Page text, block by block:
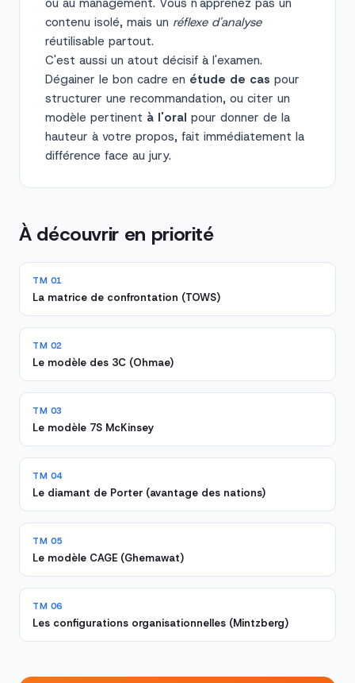
ou au management. Vous n'apprenez pas un
contenu isolé, mais un réflexe d'analyse
réutilisable partout.
C'est aussi un atout décisif à l'examen.
Dégainer le bon cadre en étude de cas pour
structurer une recommandation, ou citer un
modèle pertinent à l'oral pour donner de la
hauteur à votre propos, fait immédiatement la
différence face au jury.
À découvrir en priorité
TM 01
La matrice de confrontation (TOWS)
TM 02
Le modèle des 3C (Ohmae)
TM 03
Le modèle 7S McKinsey
TM 04
Le diamant de Porter (avantage des nations)
TM 05
Le modèle CAGE (Ghemawat)
TM 06
Les configurations organisationnelles (Mintzberg)